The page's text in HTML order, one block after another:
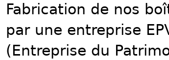
Fabrication de nos
par une entreprise
(Entreprise du